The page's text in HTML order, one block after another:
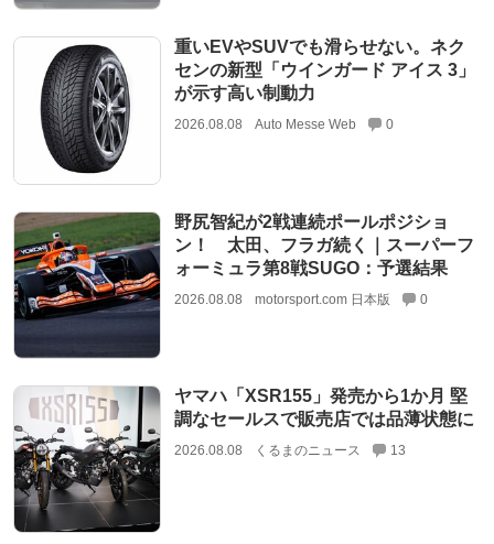
重いEVやSUVでも滑らせない。ネク
センの新型「ウインガード アイス 3」
が示す高い制動力
2026.08.08 Auto Messe Web 0
野尻智紀が2戦連続ポールポジショ
ン！ 太田、フラガ続く｜スーパーフ
ォーミュラ第8戦SUGO：予選結果
2026.08.08 motorsport.com 日本版 0
ヤマハ「XSR155」発売から1か月 堅
調なセールスで販売店では品薄状態に
2026.08.08 くるまのニュース 13